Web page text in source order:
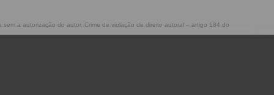
a autorização do autor. Crime de violação de direito autoral – artigo 184 do